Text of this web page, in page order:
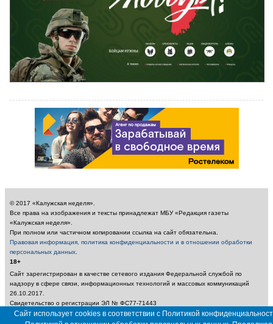
© 2017 «Калужская неделя».
Все права на изображения и тексты принадлежат МБУ «Редакция газеты
«Калужская неделя».
При полном или частичном копировании ссылка на сайт обязательна.
Правовая информация, политика конфиденциальности и в отношении обработки
персональных данных
18+
Сайт зарегистрирован в качестве сетевого издания Федеральной службой по
надзору в сфере связи, информационных технологий и массовых коммуникаций
26.10.2017.
Свидетельство о регистрации ЭЛ № ФС77-71443
Учредитель: Муниципальное бюджетное учреждение «Редакция газеты «Калужская
неделя»
Сайт использует cookies в соответствии с Политикой